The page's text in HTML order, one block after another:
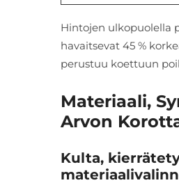
Hintojen ulkopuolella
havaitsevat 45 %
perustuu koettuun
Materiaali,
Arvon
Kulta,